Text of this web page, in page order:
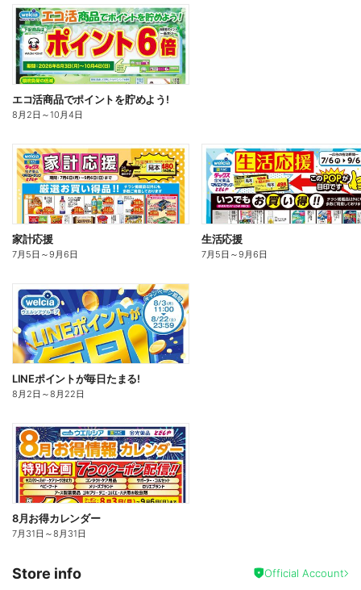
エコ活商品でポイントを貯めよう!
8月2日 ～10月4日
家計応援
7月5日 ～9月6日
生活応援
7月5日 ～9月6日
LINEポイントが毎日たまる!
8月2日 ～8月22日
8月お得カレンダー
7月31日 ～8月31日
Store info Official Account